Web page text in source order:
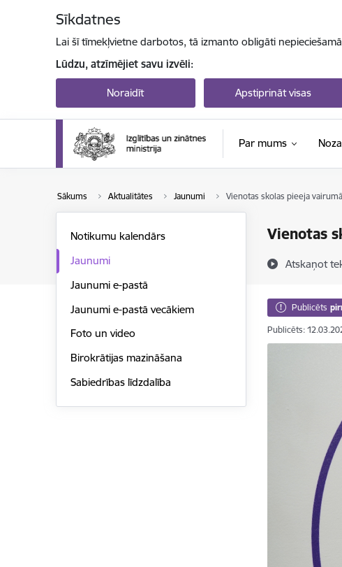
Sīkdatnes
Lai šī tīmekļvietne darbotos, tā izmanto obligāti
Lūdzu, atzīmējiet savu izvēli:
Noraidīt Apstiprināt visas
Par mums
Sākums Aktualitātes Jaunumi Vienotas skolas pieeja
Vienotas
Atskaņot
Notikumu kalendārs
Jaunumi
Jaunumi e-pastā
Jaunumi e-pastā vecākiem
Foto un video
Birokrātijas mazināšana
Sabiedrības līdzdalība
Publicēts
Publicēts: